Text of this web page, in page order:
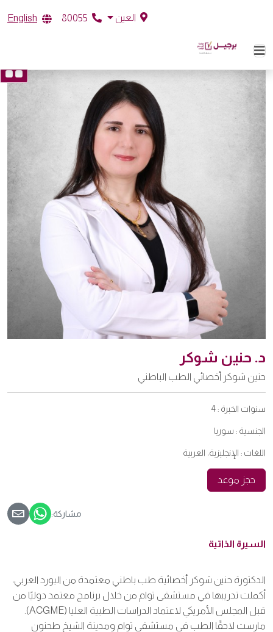
العين English
د. حنين شوكر
حنين شوكر أخصائي الطب الباطني
سنوات الخبرة : 4
الجنسية : سوريا
اللغات : الإنجليزية، العربية
حجز موعد
مشاركة:
السيرة الذاتية
الدكتورة حنين شوكر أخصائية طب باطني معتمدة من البورد العربي،
أكملت تدريبها في مستشفى توام من خلال برنامج معتمد دوليًا من
قبل المجلس الأمريكي لاعتماد الدراسات الطبية العليا (ACGME).
مارست لاحقًا الطب في مستشفى توام ومدينة الشيخ طحنون